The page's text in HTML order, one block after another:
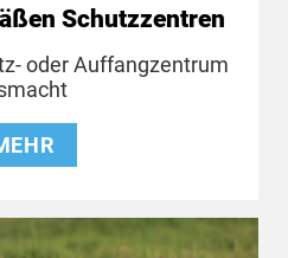
Schutzzentren
oder Auffangzentrum